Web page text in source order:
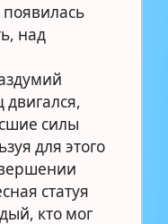
над
двигался,
силы
для этого
статуя
кто мог